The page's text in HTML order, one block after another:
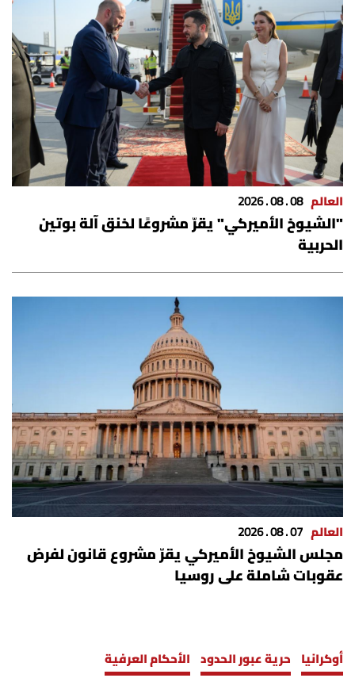
Digital solutions by
العالم 08 . 08 . 2026
"الشيوخ الأميركي" يقرّ مشروعًا لخنق آلة بوتين
الحربية
العالم 07 . 08 . 2026
مجلس الشيوخ الأميركي يقرّ مشروع قانون لفرض
عقوبات شاملة على روسيا
أوكرانيا حرية عبور الحدود الأحكام العرفية